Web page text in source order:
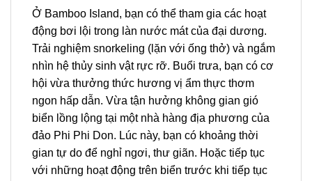
Ở Bamboo Island, bạn có thể tham gia các hoạt
động bơi lội trong làn nước mát của đại dương.
Trải nghiệm snorkeling (lặn với ống thở) và ngắm
nhìn hệ thủy sinh vật rực rỡ. Buổi trưa, bạn có cơ
hội vừa thưởng thức hương vị ẩm thực thơm
ngon hấp dẫn. Vừa tận hưởng không gian gió
biển lồng lộng tại một nhà hàng địa phương của
đảo Phi Phi Don. Lúc này, bạn có khoảng thời
gian tự do để nghỉ ngơi, thư giãn. Hoặc tiếp tục
với những hoạt động trên biển trước khi tiếp tục